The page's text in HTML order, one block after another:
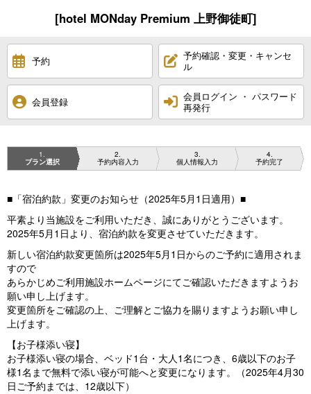
[hotel MONday Premium 上野御徒町]
予約
予約確認・変更・キャンセ
ル
会員登録
会員ログイン ・ パスワード
再発行
1
プラン選択
2
予約内容入力
3
個人情報入力
4
予約完了
■「宿泊約款」変更のお知らせ（2025年5月1日適用）■
平素より当施設をご利用いただき、誠にありがとうございます。
2025年5月1日より、宿泊約款を変更させていただきます。
新しい宿泊約款変更箇所は2025年5月1日からのご予約に適用されま
すので
あらかじめご利用施設ホームページにてご確認いただきますようお
願い申し上げます。
変更箇所をご確認の上、ご理解とご協力を賜りますようお願い申し
上げます。
【お子様添い寝】
お子様添い寝の場合、ベッド1台・大人1名につき、6歳以下のお子
様1名まで無料で添い寝が可能へと変更になります。（2025年4月30
日ご予約までは、12歳以下）